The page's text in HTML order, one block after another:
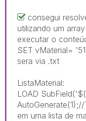
consegui
utilizando um
executar o
SET vMaterial=
sera via .txt
ListaMaterial:
LOAD
em uma lista de